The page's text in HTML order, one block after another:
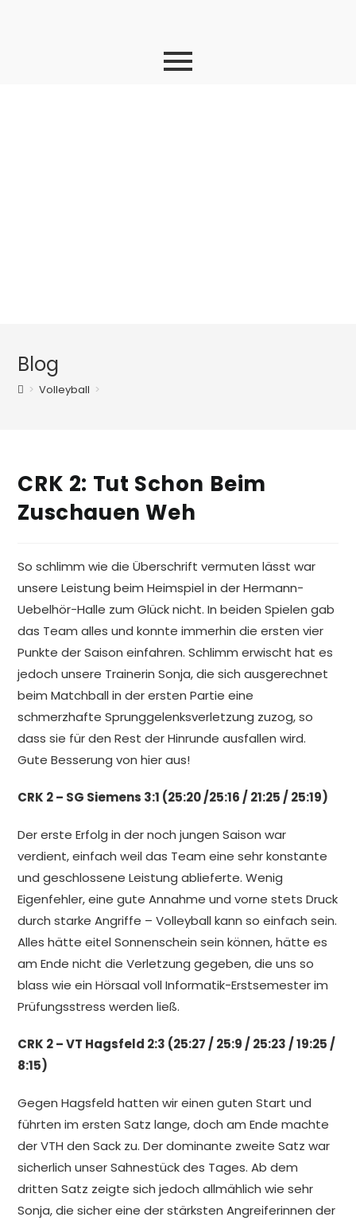
Blog
> Volleyball >
CRK 2: Tut Schon Beim
Zuschauen Weh
So schlimm wie die Überschrift vermuten lässt war
unsere Leistung beim Heimspiel in der Hermann-
Uebelhör-Halle zum Glück nicht. In beiden Spielen gab
das Team alles und konnte immerhin die ersten vier
Punkte der Saison einfahren. Schlimm erwischt hat es
jedoch unsere Trainerin Sonja, die sich ausgerechnet
beim Matchball in der ersten Partie eine
schmerzhafte Sprunggelenksverletzung zuzog, so
dass sie für den Rest der Hinrunde ausfallen wird.
Gute Besserung von hier aus!
CRK 2 – SG Siemens 3:1 (25:20 /25:16 / 21:25 / 25:19)
Der erste Erfolg in der noch jungen Saison war
verdient, einfach weil das Team eine sehr konstante
und geschlossene Leistung ablieferte. Wenig
Eigenfehler, eine gute Annahme und vorne stets Druck
durch starke Angriffe – Volleyball kann so einfach sein.
Alles hätte eitel Sonnenschein sein können, hätte es
am Ende nicht die Verletzung gegeben, die uns so
blass wie ein Hörsaal voll Informatik-Erstsemester im
Prüfungsstress werden ließ.
CRK 2 – VT Hagsfeld 2:3 (25:27 / 25:9 / 25:23 / 19:25 /
8:15)
Gegen Hagsfeld hatten wir einen guten Start und
führten im ersten Satz lange, doch am Ende machte
der VTH den Sack zu. Der dominante zweite Satz war
sicherlich unser Sahnestück des Tages. Ab dem
dritten Satz zeigte sich jedoch allmählich wie sehr
Sonja, die sicher eine der stärksten Angreiferinnen der